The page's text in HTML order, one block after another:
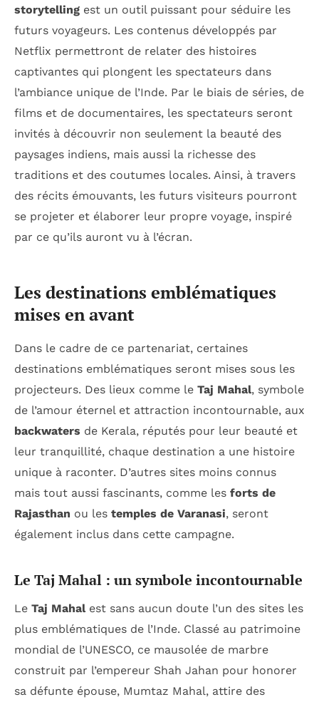
storytelling est un outil puissant pour séduire les
futurs voyageurs. Les contenus développés par
Netflix permettront de relater des histoires
captivantes qui plongent les spectateurs dans
l’ambiance unique de l’Inde. Par le biais de séries, de
films et de documentaires, les spectateurs seront
invités à découvrir non seulement la beauté des
paysages indiens, mais aussi la richesse des
traditions et des coutumes locales. Ainsi, à travers
des récits émouvants, les futurs visiteurs pourront
se projeter et élaborer leur propre voyage, inspiré
par ce qu’ils auront vu à l’écran.
Les destinations emblématiques
mises en avant
Dans le cadre de ce partenariat, certaines
destinations emblématiques seront mises sous les
projecteurs. Des lieux comme le Taj Mahal, symbole
de l’amour éternel et attraction incontournable, aux
backwaters de Kerala, réputés pour leur beauté et
leur tranquillité, chaque destination a une histoire
unique à raconter. D’autres sites moins connus
mais tout aussi fascinants, comme les forts de
Rajasthan ou les temples de Varanasi, seront
également inclus dans cette campagne.
Le Taj Mahal : un symbole incontournable
Le Taj Mahalest sans aucun doute l’un des sites les
plus emblématiques de l’Inde. Classé au patrimoine
mondial de l’UNESCO, ce mausolée de marbre
construit par l’empereur Shah Jahan pour honorer
sa défunte épouse, Mumtaz Mahal, attire des